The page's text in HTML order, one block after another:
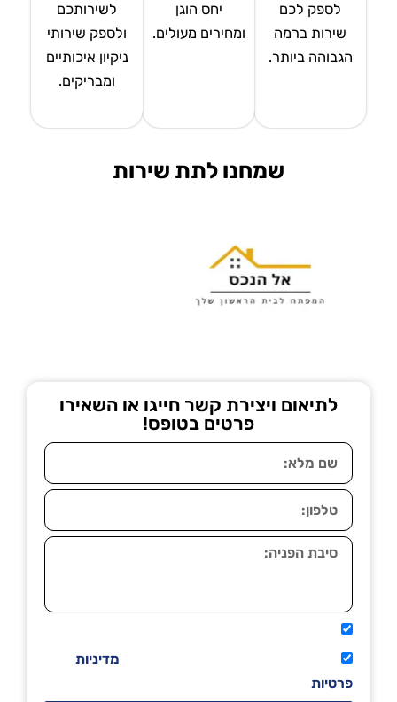
לספק לכם
שירות ברמה
הגבוהה ביותר.
יחס הוגן
ומחירים מעולים.
לשירותכם
ולספק שירותי
ניקיון איכותיים
ומבריקים.
שמחנו לתת שירות
לתיאום ויצירת קשר חייגו או השאירו
פרטים בטופס!
מדיניות
פרטיות